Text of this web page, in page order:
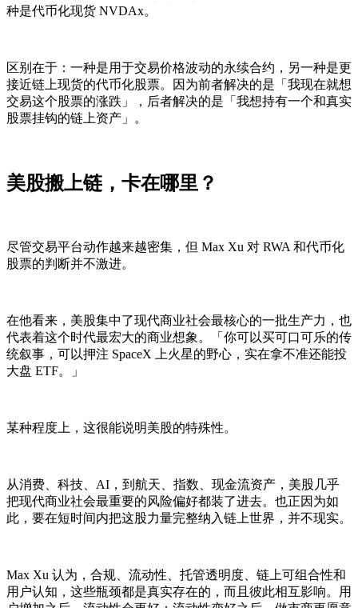
种是代币化现货 NVDAx。
区别在于：一种是用于交易价格波动的永续合约，另一种是更
接近链上现货的代币化股票。因为前者解决的是「我现在就想
交易这个股票的涨跌」，后者解决的是「我想持有一个和真实
股票挂钩的链上资产」。
美股搬上链，卡在哪里？
尽管交易平台动作越来越密集，但 Max Xu 对 RWA 和代币化
股票的判断并不激进。
在他看来，美股集中了现代商业社会最核心的一批生产力，也
代表着这个时代最宏大的商业想象。「你可以买可口可乐的传
统叙事，可以押注 SpaceX 上火星的野心，实在拿不准还能投
大盘 ETF。」
某种程度上，这很能说明美股的特殊性。
从消费、科技、AI，到航天、指数、现金流资产，美股几乎
把现代商业社会最重要的风险偏好都装了进去。也正因为如
此，要在短时间内把这股力量完整纳入链上世界，并不现实。
Max Xu 认为，合规、流动性、托管透明度、链上可组合性和
用户认知，这些瓶颈都是真实存在的，而且彼此相互影响。用